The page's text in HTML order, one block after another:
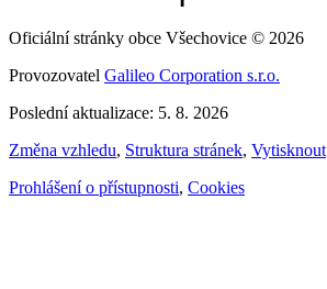
Oficiální stránky obce Všechovice © 2026
Provozovatel Galileo Corporation s.r.o.
Poslední aktualizace: 5. 8. 2026
Změna vzhledu, Struktura stránek, Vytisknout
Prohlášení o přístupnosti, Cookies